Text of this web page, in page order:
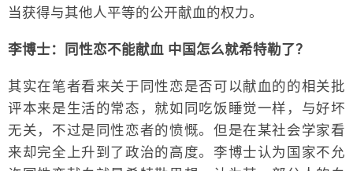
当获得与其他人平等的公开献血的权力。
李博士：同性恋不能献血 中国怎么就希特勒了？
其实在笔者看来关于同性恋是否可以献血的的相关批
评本来是生活的常态，就如同吃饭睡觉一样，与好坏
无关，不过是同性恋者的愤慨。但是在某社会学家看
来却完全上升到了政治的高度。李博士认为国家不允